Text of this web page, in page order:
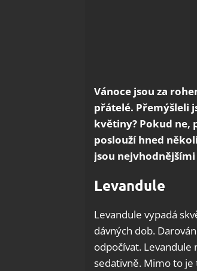
Vánoce jsou za
přátelé. Přemýšleli
květiny? Pokud ne,
poslouží hned
jsou
Levandule
Levandule vypadá
dávných dob.
odpočívat.
sedativně. Mimo to je